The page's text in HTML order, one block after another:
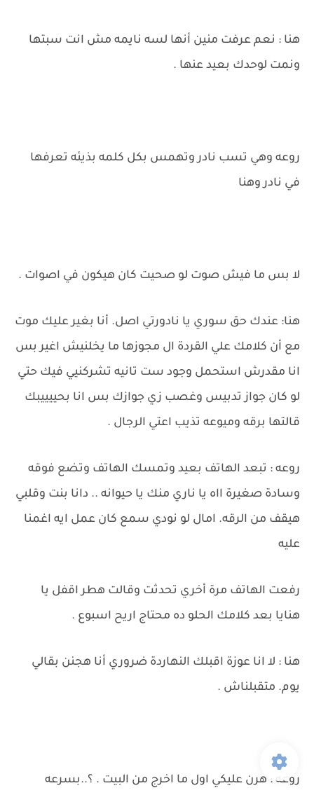
هنا : نعم عرفت منين أنها لسه نايمه مش انت سبتها
ونمت لوحدك بعيد عنها .
روعه وهي تسب نادر وتهمس بكل كلمه بذيئه تعرفها
في نادر وهنا
لا بس ما فيش صوت لو صحيت كان هيكون في اصوات .
هنا: عندك حق سوري يا نادورتي اصل. أنا بغير عليك موت
مع أن كلامك علي القردة ال مجوزها ما يخلنيش اغير بس
انا مقدرش استحمل وجود ست تانيه تشركنيي فيك حتي
لو كان جواز تدبيس وغصب زي جوازك بس انا بحييييبك
قالتها برقه وميوعه تذيب اعتي الرجال .
روعه : تبعد الهاتف بعيد وتمسك الهاتف وتضع فوقه
وسادة صغيرة ااه يا ناري منك يا حيوانه .. دانا بنت وقلبي
هيقف من الرقه. امال لو نودي سمع كان عمل ايه اغمنا
عليه
رفعت الهاتف مرة أخري تحدثت وقالت هطر اقفل يا
هنايا بعد كلامك الحلو ده محتاج اريح اسبوع .
هنا : لا انا عوزة اقبلك النهاردة ضروري أنا هجنن بقالي
يوم. متقبلناش .
روعه : هرن عليكي اول ما اخرج من البيت . ؟..بسرعه